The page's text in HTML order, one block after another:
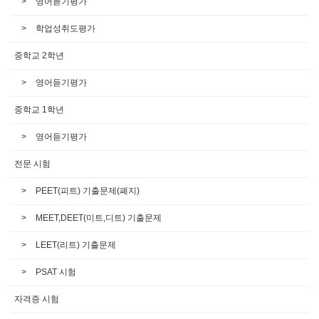
학업성취도평가
중학교 2학년
영어듣기평가
중학교 1학년
영어듣기평가
전문 시험
PEET(피트) 기출문제(폐지)
MEET,DEET(미트,디트) 기출문제
LEET(리트) 기출문제
PSAT 시험
자격증 시험